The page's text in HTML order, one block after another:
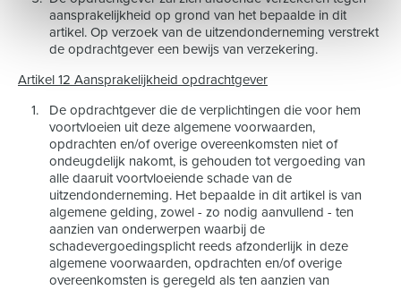
aansprakelijkheid op grond van het bepaalde in dit
artikel. Op verzoek van de uitzendonderneming verstrekt
de opdrachtgever een bewijs van verzekering.
Artikel 12 Aansprakelijkheid opdrachtgever
De opdrachtgever die de verplichtingen die voor hem
voortvloeien uit deze algemene voorwaarden,
opdrachten en/of overige overeenkomsten niet of
ondeugdelijk nakomt, is gehouden tot vergoeding van
alle daaruit voortvloeiende schade van de
uitzendonderneming. Het bepaalde in dit artikel is van
algemene gelding, zowel - zo nodig aanvullend - ten
aanzien van onderwerpen waarbij de
schadevergoedingsplicht reeds afzonderlijk in deze
algemene voorwaarden, opdrachten en/of overige
overeenkomsten is geregeld als ten aanzien van